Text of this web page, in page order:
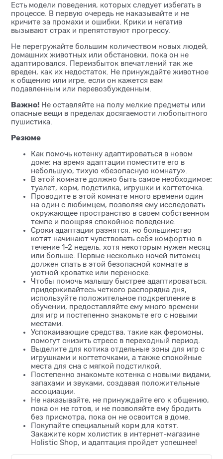
Есть модели поведения, которых следует избегать в
процессе. В первую очередь не наказывайте и не
кричите за промахи и ошибки. Крики и негатив
вызывают страх и препятствуют прогрессу.
Не перегружайте большим количеством новых людей,
домашних животных или обстановки, пока он не
адаптировался. Переизбыток впечатлений так же
вреден, как их недостаток. Не принуждайте животное
к общению или игре, если он кажется вам
подавленным или перевозбужденным.
Важно! Не оставляйте на полу мелкие предметы или
опасные вещи в пределах досягаемости любопытного
пушистика.
Резюме
Как помочь котенку адаптироваться в новом
доме: на время адаптации поместите его в
небольшую, тихую «безопасную комнату».
В этой комнате должно быть самое необходимое:
туалет, корм, подстилка, игрушки и когтеточка.
Проводите в этой комнате много времени один
на один с любимцем, позволяя ему исследовать
окружающее пространство в своем собственном
темпе и поощряя спокойное поведение.
Сроки адаптации разнятся, но большинство
котят начинают чувствовать себя комфортно в
течение 1-2 недель, хотя некоторым нужен месяц
или больше. Первые несколько ночей питомец
должен спать в этой безопасной комнате в
уютной кроватке или переноске.
Чтобы помочь малышу быстрее адаптироваться,
придерживайтесь четкого распорядка дня,
используйте положительное подкрепление в
обучении, предоставляйте ему много времени
для игр и постепенно знакомьте его с новыми
местами.
Успокаивающие средства, такие как феромоны,
помогут снизить стресс в переходный период.
Выделите для котика отдельные зоны для игр с
игрушками и когтеточками, а также спокойные
места для сна с мягкой подстилкой.
Постепенно знакомьте котенка с новыми видами,
запахами и звуками, создавая положительные
ассоциации.
Не наказывайте, не принуждайте его к общению,
пока он не готов, и не позволяйте ему бродить
без присмотра, пока он не освоится в доме.
Покупайте специальный корм для котят.
Закажите корм холистик в интернет-магазине
Holistic Shop, и адаптация пройдет успешнее!